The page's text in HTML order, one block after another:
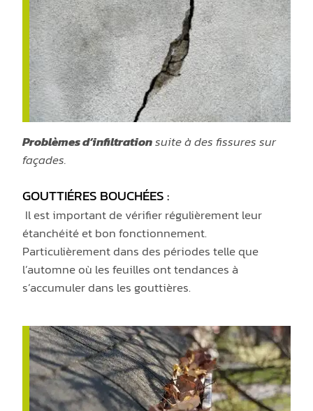
Problèmes d’infiltrationsuite à des fissures sur
façades.
GOUTTIÉRES BOUCHÉES :
Il est important de vérifier régulièrement leur
étanchéité et bon fonctionnement.
Particulièrement dans des périodes telle que
l’automne où les feuilles ont tendances à
s’accumuler dans les gouttières.